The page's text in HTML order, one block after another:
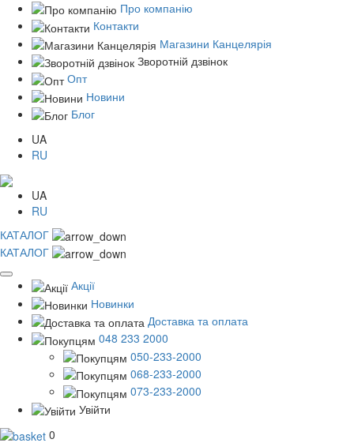
Про компанію
Контакти
Магазини Канцелярія
Зворотній дзвінок
Опт
Новини
Блог
UA
RU
UA
RU
КАТАЛОГ
КАТАЛОГ
Акції
Новинки
Доставка та оплата
048 233 2000
050-233-2000
068-233-2000
073-233-2000
Увійти
0